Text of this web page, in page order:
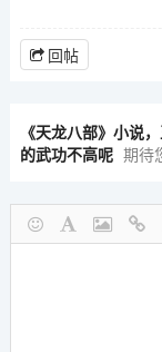
回帖
《天龙八部》小说
的武功不高呢 期待